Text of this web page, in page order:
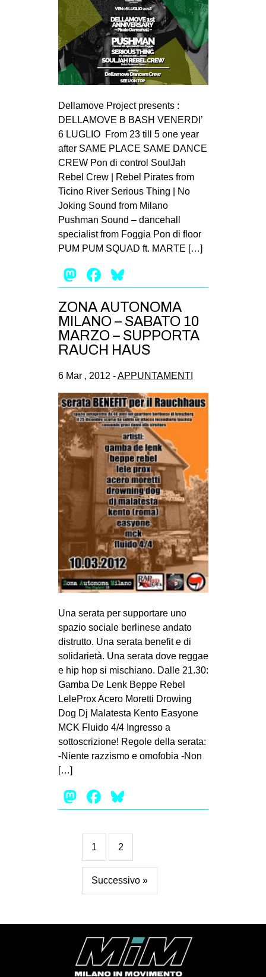
Dellamove Project presents :
DELLAMOVE B BASH VENERDI’
6 LUGLIO From 23 till 5 one year
after SAME PLACE SAME DANCE
CREW Pon di control SoulJah
Rebel Crew | Rebel Pirates from
Ticino River Serious Thing | No
Joking Sound from Milano
Pushman Sound – dancehall
specialist from Foggia Pon di floor
PUM PUM SQUAD ft. MARTE […]
Mastodon
Facebook
ZONA AUTONOMA
MILANO – SABATO 10
MARZO – SUPPORTA
RAUCH HAUS
6 Mar , 2012 -APPUNTAMENTI
Una serata per supportare uno
spazio sociale berlinese andato
distrutto. Una serata benefit e di
solidarietà. Una serata dove reggae
e hip hop si mischiano. Dalle 21.30:
Gamba De Lenk Beppe Rebel
LeleProx Acero Moretti Drowing
Dog Dj Malatesta Kento Easyone
MCK Fluido 4/4 Ingresso a
sottoscrizione! Regole della serata:
-Niente razzismo e omofobia -Non
[…]
Mastodon
Facebook
1 2
Successivo »